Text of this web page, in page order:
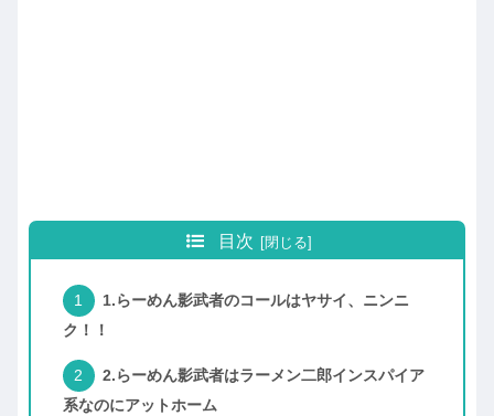
目次
1.らーめん影武者のコールはヤサイ、ニンニ
ク！！
2.らーめん影武者はラーメン二郎インスパイア
系なのにアットホーム